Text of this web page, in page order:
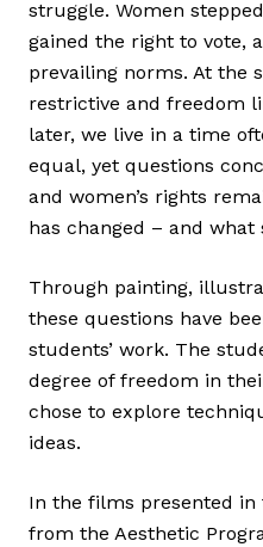
struggle. Women
gained the right to vote,
prevailing norms. At the
restrictive and freedom
later, we live in a time
equal, yet questions
and women’s rights
has changed – and
Through painting,
these questions have
students’ work. The
degree of freedom in
chose to explore
ideas.
In the films presented
from the Aesthetic